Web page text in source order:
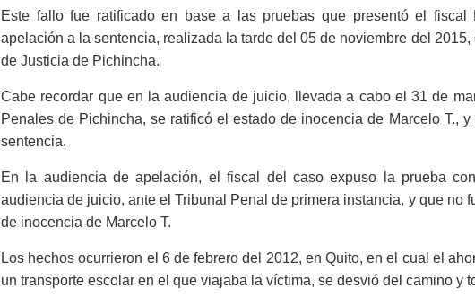
Este fallo fue ratificado en base a las pruebas que presentó el
apelación a la sentencia, realizada la tarde del 05 de noviembre del
de Justicia de Pichincha.
Cabe recordar que en la audiencia de juicio, llevada a cabo el 31 de
Penales de Pichincha, se ratificó el estado de inocencia de Marcelo T.,
sentencia.
En la audiencia de apelación, el fiscal del caso expuso la prueba
audiencia de juicio, ante el Tribunal Penal de primera instancia, y que no
de inocencia de Marcelo T.
Los hechos ocurrieron el 6 de febrero del 2012, en Quito, en el cual el
un transporte escolar en el que viajaba la víctima, se desvió del camino y